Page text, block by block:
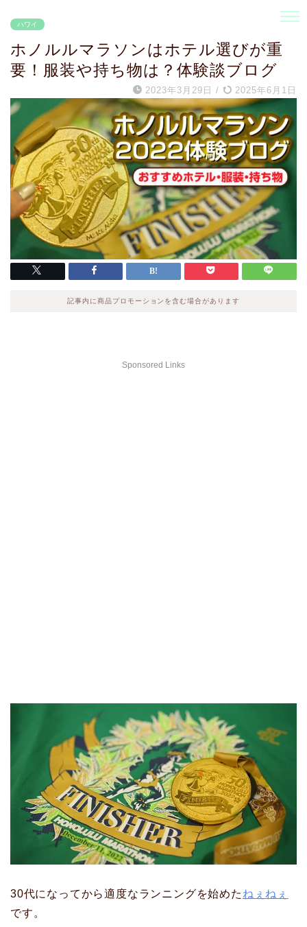
ハワイ
ホノルルマラソンはホテル選びが重
要！服装や持ち物は？体験談ブログ
2023年3月29日 / 2025年6月1日
記事内に商品プロモーションを含む場合があります
Sponsored Links
30代になってから適度なランニングを始めた ねぇねぇ
です。